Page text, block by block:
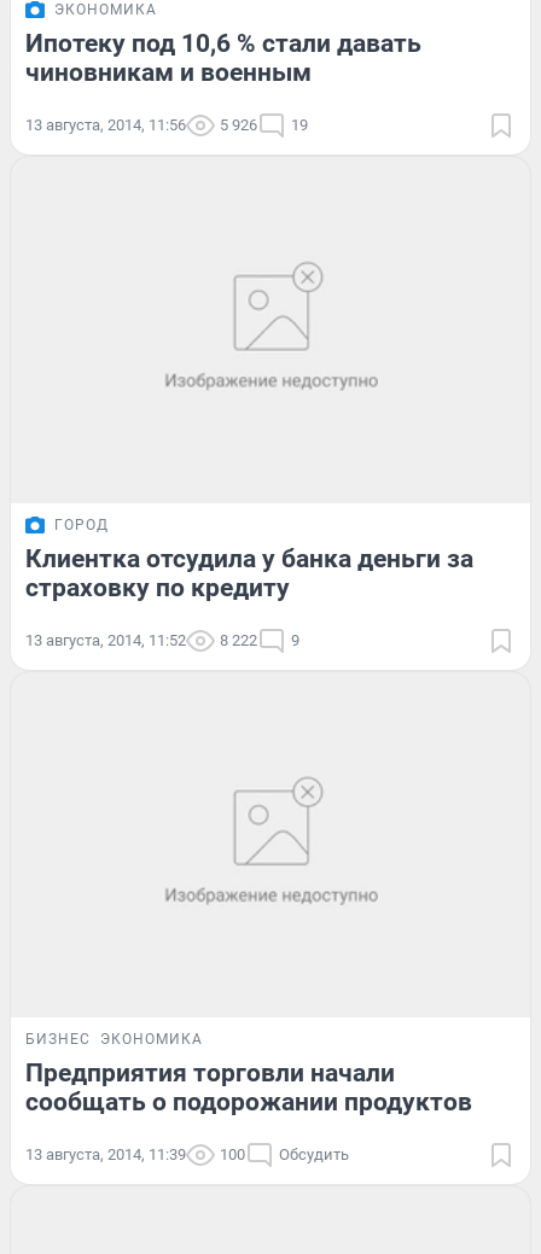
ЭКОНОМИКА
Ипотеку под 10,6 % стали давать
чиновникам и военным
13 августа, 2014, 11:56 5 926 19
ГОРОД
Клиентка отсудила у банка деньги за
страховку по кредиту
13 августа, 2014, 11:52 8 222 9
БИЗНЕС ЭКОНОМИКА
Предприятия торговли начали
сообщать о подорожании продуктов
13 августа, 2014, 11:39 100 Обсудить